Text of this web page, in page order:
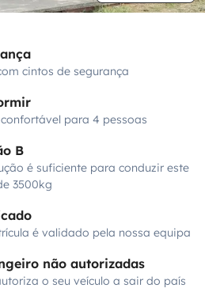
cintos de segurança
para 4 pessoas
B
é suficiente para conduzir este
3500kg
é validado pela nossa equipa
não autorizadas
o seu veículo a sair do país